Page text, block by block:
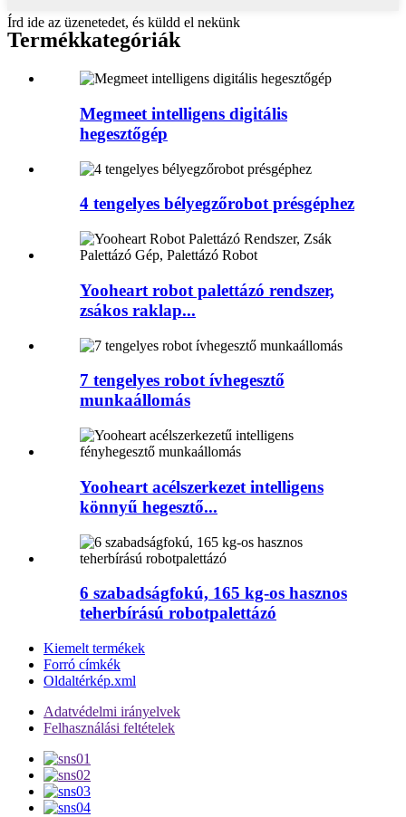
Írd ide az üzenetedet, és küldd el nekünk
Termékkategóriák
Megmeet intelligens digitális
hegesztőgép
4 tengelyes bélyegzőrobot présgéphez
Yooheart robot palettázó rendszer,
zsákos raklap...
7 tengelyes robot ívhegesztő
munkaállomás
Yooheart acélszerkezet intelligens
könnyű hegesztő...
6 szabadságfokú, 165 kg-os hasznos
teherbírású robotpalettázó
Kiemelt termékek
Forró címkék
Oldaltérkép.xml
Adatvédelmi irányelvek
Felhasználási feltételek